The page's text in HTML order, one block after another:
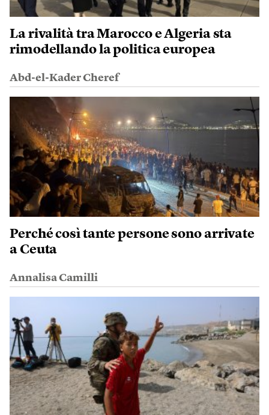
La rivalità tra Marocco e Algeria sta
rimodellando la politica europea
Abd-el-Kader Cheref
Perché così tante persone sono arrivate
a Ceuta
Annalisa Camilli